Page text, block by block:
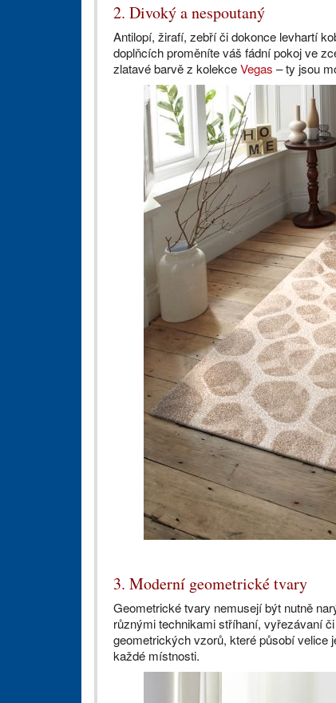
2. Divoký a nespoutaný
Antilopí, žirafí, zebří či dokonce levhartí
doplňcích proměníte váš fádní pokoj ve
zlatavé barvě z kolekceVegas – ty jsou
3. Moderní geometrické tvary
Geometrické tvary nemusejí být nutně
různými technikami stříhaní, vyřezávaní
geometrických vzorů, které působí velice
každé místnosti.